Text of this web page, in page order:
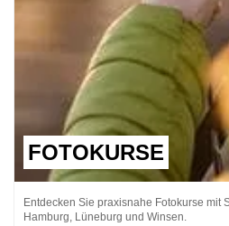
FOTOKURSE
Entdecken Sie praxisnahe Fotokurse mit
Hamburg, Lüneburg und Winsen.